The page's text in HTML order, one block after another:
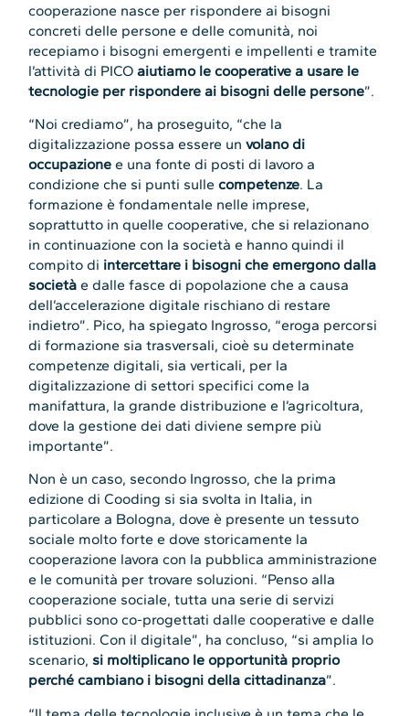
cooperazione nasce per rispondere ai bisogni
concreti delle persone e delle comunità, noi
recepiamo i bisogni emergenti e impellenti e tramite
l’attività di PICOaiutiamo le cooperative a usare le
tecnologie per rispondere ai bisogni delle persone”.
“Noi crediamo”, ha proseguito, “che la
digitalizzazione possa essere un volano di
occupazionee una fonte di posti di lavoro a
condizione che si punti sullecompetenze. La
formazione è fondamentale nelle imprese,
soprattutto in quelle cooperative, che si relazionano
in continuazione con la società e hanno quindi il
compito di intercettare i bisogni che emergono dalla
società e dalle fasce di popolazione che a causa
dell’accelerazione digitale rischiano di restare
indietro”. Pico, ha spiegato Ingrosso, “eroga percorsi
di formazione sia trasversali, cioè su determinate
competenze digitali, sia verticali, per la
digitalizzazione di settori specifici come la
manifattura, la grande distribuzione e l’agricoltura,
dove la gestione dei dati diviene sempre più
importante”.
Non è un caso, secondo Ingrosso, che la prima
edizione di Cooding si sia svolta in Italia, in
particolare a Bologna, dove è presente un tessuto
sociale molto forte e dove storicamente la
cooperazione lavora con la pubblica amministrazione
e le comunità per trovare soluzioni. “Penso alla
cooperazione sociale, tutta una serie di servizi
pubblici sono co-progettati dalle cooperative e dalle
istituzioni. Con il digitale”, ha concluso, “si amplia lo
scenario, si moltiplicano le opportunità proprio
perché cambiano i bisogni della cittadinanza”.